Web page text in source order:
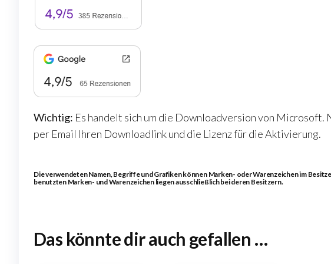
Wichtig: Es handelt sich um die Downloadversion von Microsoft.
per Email Ihren Downloadlink und die Lizenz für die Aktivierung.
Die verwendeten Namen, Begriffe und Grafiken können Marken- oder Warenzeichen im
benutzten Marken- und Warenzeichen liegen ausschließlich bei deren Besitzern.
Das könnte dir auch gefallen …